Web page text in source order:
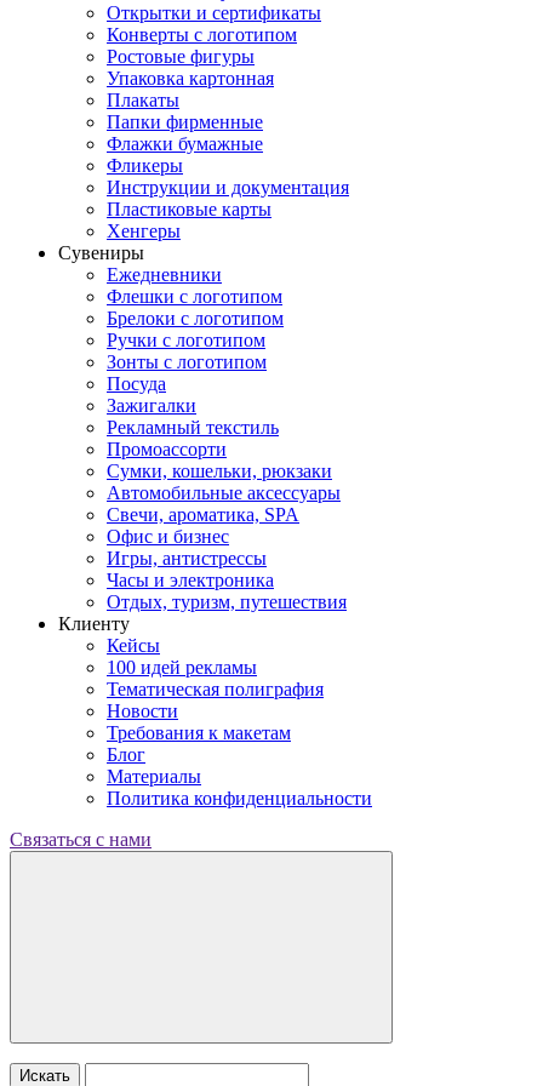
Открытки и сертификаты
Конверты с логотипом
Ростовые фигуры
Упаковка картонная
Плакаты
Папки фирменные
Флажки бумажные
Фликеры
Инструкции и документация
Пластиковые карты
Хенгеры
Сувениры
Ежедневники
Флешки с логотипом
Брелоки с логотипом
Ручки с логотипом
Зонты с логотипом
Посуда
Зажигалки
Рекламный текстиль
Промоассорти
Сумки, кошельки, рюкзаки
Автомобильные аксессуары
Свечи, ароматика, SPA
Офис и бизнес
Игры, антистрессы
Часы и электроника
Отдых, туризм, путешествия
Клиенту
Кейсы
100 идей рекламы
Тематическая полиграфия
Новости
Требования к макетам
Блог
Материалы
Политика конфиденциальности
Связаться с нами
Искать